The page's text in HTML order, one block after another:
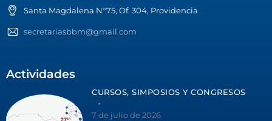
Santa Magdalena N°75, Of. 304, Providencia
secretariasbbm@gmail.com
Actividades
CURSOS, SIMPOSIOS Y CONGRESOS
7 de julio de 2026